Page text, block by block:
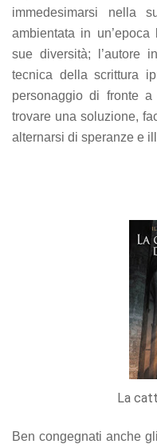
immedesimarsi nella
ambientata in
sue diversità; l’autore
tecnica della scrittura
personaggio di fronte
trovare una soluzione,
alternarsi di speranze e
La
Ben congegnati anche